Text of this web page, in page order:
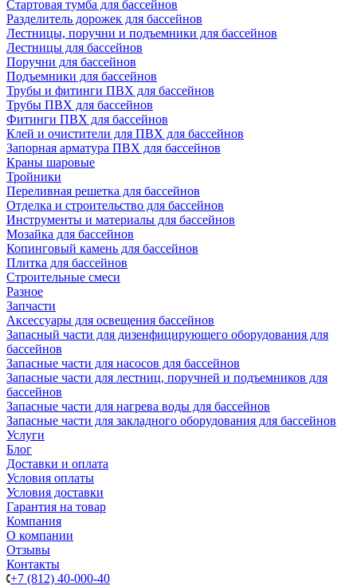
Стартовая тумба для бассейнов
Разделитель дорожек для бассейнов
Лестницы, поручни и подъемники для бассейнов
Лестницы для бассейнов
Поручни для бассейнов
Подъемники для бассейнов
Трубы и фитинги ПВХ для бассейнов
Трубы ПВХ для бассейнов
Фитинги ПВХ для бассейнов
Клей и очистители для ПВХ для бассейнов
Запорная арматура ПВХ для бассейнов
Краны шаровые
Тройники
Переливная решетка для бассейнов
Отделка и строительство для бассейнов
Инструменты и материалы для бассейнов
Мозайка для бассейнов
Копинговый камень для бассейнов
Плитка для бассейнов
Строительные смеси
Разное
Запчасти
Аксессуары для освещения бассейнов
Запасный части для дизенфицирующего оборудования для
бассейнов
Запасные части для насосов для бассейнов
Запасные части для лестниц, поручней и подъемников для
бассейнов
Запасные части для нагрева воды для бассейнов
Запасные части для закладного оборудования для бассейнов
Услуги
Блог
Доставки и оплата
Условия оплаты
Условия доставки
Гарантия на товар
Компания
О компании
Отзывы
Контакты
+7 (812) 40-000-40